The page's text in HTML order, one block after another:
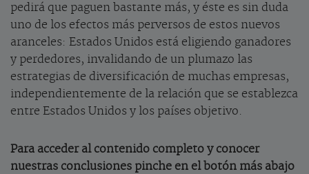
pedirá que paguen bastante más, y éste es sin duda
uno de los efectos más perversos de estos nuevos
aranceles: Estados Unidos está eligiendo ganadores
y perdedores, invalidando de un plumazo las
estrategias de diversificación de muchas empresas,
independientemente de la relación que se establezca
entre Estados Unidos y los países objetivo.
Para acceder al contenido completo y conocer
nuestras conclusiones pinche en el botón más abajo